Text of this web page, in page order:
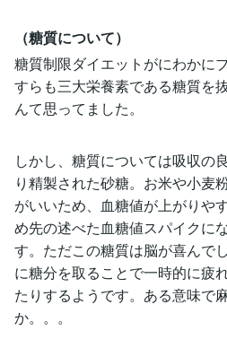
（糖質について）
糖質制限ダイエットがにわかに
すらも三大栄養素である糖質を
んて思ってました。
しかし、糖質については吸収の
り精製された砂糖。お米や小麦
がいいため、血糖値が上がりや
め先の述べた血糖値スパイクに
す。ただこの糖質は脳が喜んで
に糖分を取ることで一時的に疲
たりするようです。ある意味で
か。。。